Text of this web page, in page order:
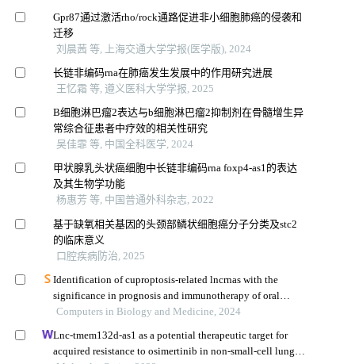
Gpr87通过激活rho/rock通路促进非小细胞肺癌的侵袭和
迁移
刘晨茜 等, 上海交通大学学报(医学版), 2024
长链非编码rna在肺癌发生发展中的作用研究进展
王忆霜 等, 遵义医科大学学报, 2025
B细胞淋巴瘤2表达与b细胞淋巴瘤2抑制剂在骨髓增生异
常综合征患者中疗效的相关性研究
吴佳霏 等, 中国全科医学, 2024
甲状腺乳头状癌细胞中长链非编码rna foxp4-as1的表达
及其生物学功能
杨惠芳 等, 中国普通外科杂志, 2022
基于缺氧相关基因的头颈部鳞状细胞癌分子分类及stc2
的临床意义
口腔疾病防治, 2025
Identification of cuproptosis-related lncrnas with the
significance in prognosis and immunotherapy of oral
squamous cell carcinoma
Computers in Biology and Medicine, 2024
Lnc-tmem132d-as1 as a potential therapeutic target for
acquired resistance to osimertinib in non-small-cell lung